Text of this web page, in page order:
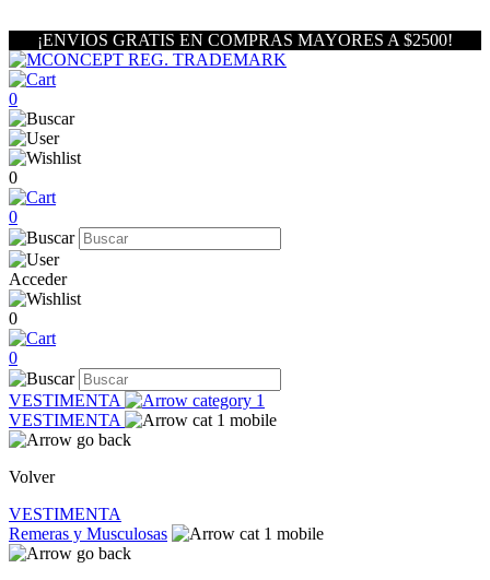
¡ENVIOS GRATIS EN COMPRAS MAYORES A $2500!
0
0
0
Acceder
0
0
VESTIMENTA
VESTIMENTA
Volver
VESTIMENTA
Remeras y Musculosas